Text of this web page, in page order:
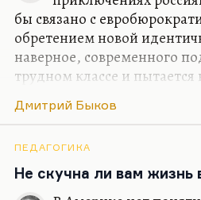
бы связано с
обретением новой
наверное, современного
трудном классе и пытается
не вижу, к сожалению,
занимает история
моему, совсем
совместить, условно
Дмитрий Быков
ПЕДАГОГИКА
Не скучна ли вам жизнь